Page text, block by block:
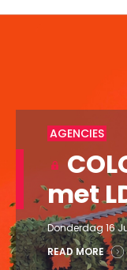
AGENCIES
met
Donderdag 16
READ MORE